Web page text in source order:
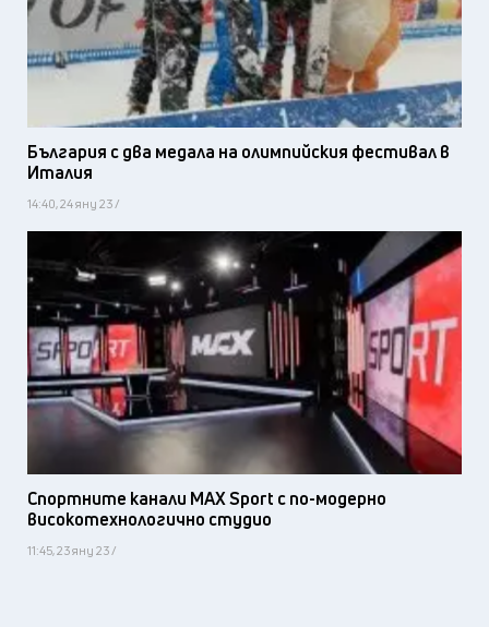
България с два медала на олимпийския фестивал в
Италия
14:40, 24 яну 23 /
Спортните канали MAX Sport с по-модерно
високотехнологично студио
11:45, 23 яну 23 /